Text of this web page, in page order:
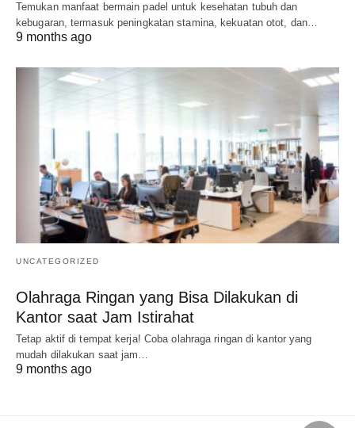
Temukan manfaat bermain padel untuk kesehatan tubuh dan
kebugaran, termasuk peningkatan stamina, kekuatan otot, dan…
9 months ago
UNCATEGORIZED
Olahraga Ringan yang Bisa Dilakukan di
Kantor saat Jam Istirahat
Tetap aktif di tempat kerja! Coba olahraga ringan di kantor yang
mudah dilakukan saat jam…
9 months ago